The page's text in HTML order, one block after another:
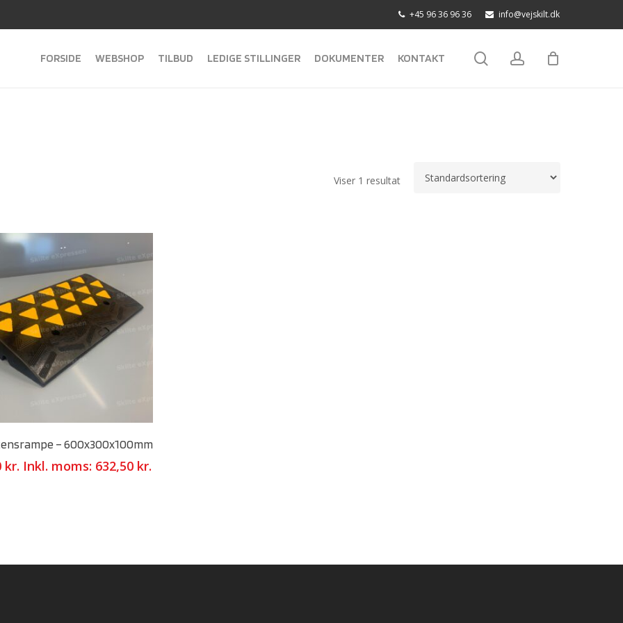
+45 96 36 96 36 info@vejskilt.dk
FORSIDE WEBSHOP TILBUD LEDIGE STILLINGER DOKUMENTER KONTAKT searchaccount
Viser 1 resultat
– 600x300x100mm
kr. Inkl. moms: 632,50 kr.